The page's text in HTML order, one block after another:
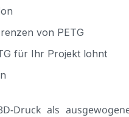
von PETG
für Ihr Projekt lohnt
Druck als